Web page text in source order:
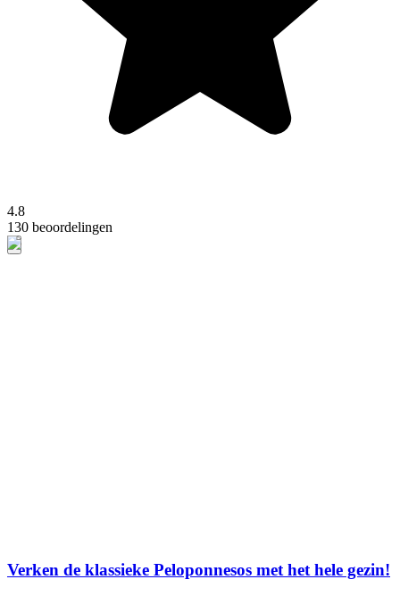
4.8
130 beoordelingen
Verken de klassieke Peloponnesos met het hele gezin!